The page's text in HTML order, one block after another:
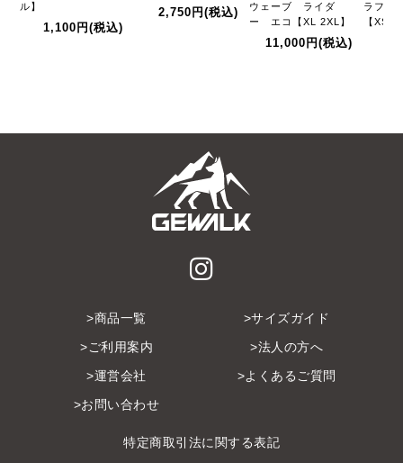
ル】
1,100円(税込)
2,750円 (税込)
ウェーブ ライダ
ー エコ【XL 2XL】
11,000円 (税込)
ラフィ
【XS
商品一覧
サイズガイド
ご利用案内
法人の方へ
運営会社
よくあるご質問
お問い合わせ
特定商取引法に関する表記